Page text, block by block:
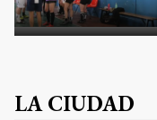
LA CIUDAD